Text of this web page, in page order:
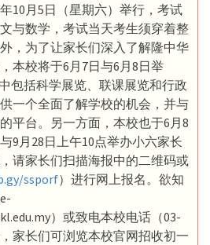
10月5日（星期六）举行，考试
与数学，考试当天考生须穿着整
，为了让家长们深入了解隆中华
本校将于6月7日与6月8日举
包括科学展览、联课展览和行政
一个全面了解学校的机会，并与
平台。另一方面，本校也于6月8
9月28日上午10点举办小六家长
请家长们扫描海报中的二维码或
ssporf）进行网上报名。欲知
）或致电本校电话（03-
家长们可浏览本校官网招收初一